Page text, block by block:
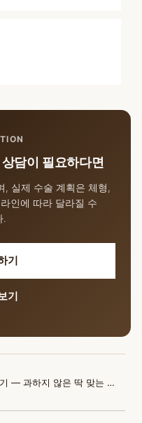
담이 필요하다면
, 실제 수술 계획은 체형,
인에 따라 달라질 수
.
기
기
키작녀 멘엑 325cc 후기 — 과하지 않은 딱 맞는 볼륨감